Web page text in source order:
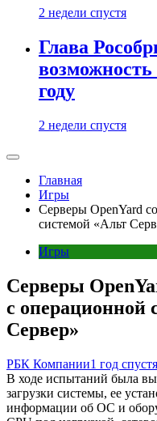
2 недели спустя
Глава
году
2 недели спустя
Главная
Игры
Серверы OpenYard
системой «Альт
Игры
Серверы
с операционной
Сервер»
РБК Компании1 год спустя
В ходе испытаний была
загрузки системы, ее
информации об ОС и